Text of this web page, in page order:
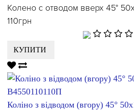
Колено с отводом вверх 45°
110грн
КУПИТИ
Коліно з відводом (вгору) 45°